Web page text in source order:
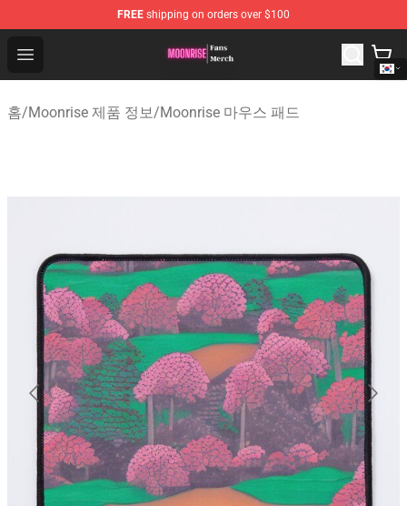
FREE shipping on orders over $100
Open menu
Moonrise Store - Official Moonrise Merchandise Shop
홈/Moonrise 제품 정보/Moonrise 마우스 패드